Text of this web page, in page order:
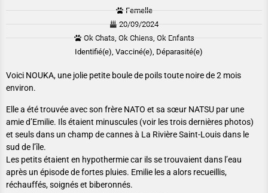
Femelle
20/09/2024
Ok Chats, Ok Chiens, Ok Enfants
Identifié(e), Vacciné(e), Déparasité(e)
Voici NOUKA, une jolie petite boule de poils toute noire de 2 mois
environ.
Elle a été trouvée avec son frère NATO et sa sœur NATSU par une
amie d’Emilie. Ils étaient minuscules (voir les trois dernières photos)
et seuls dans un champ de cannes à La Rivière Saint-Louis dans le
sud de l’île.
Les petits étaient en hypothermie car ils se trouvaient dans l’eau
après un épisode de fortes pluies. Emilie les a alors recueillis,
réchauffés, soignés et biberonnés.